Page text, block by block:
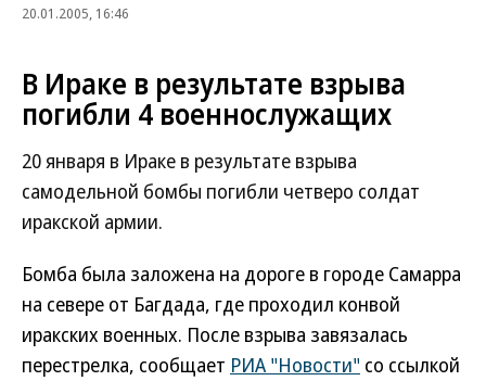
20.01.2005, 16:46
В Ираке в результате взрыва
погибли 4 военнослужащих
20 января в Ираке в результате взрыва
самодельной бомбы погибли четверо солдат
иракской армии.
Бомба была заложена на дороге в городе Самарра
на севере от Багдада, где проходил конвой
иракских военных. После взрыва завязалась
перестрелка, сообщает РИА "Новости" со ссылкой